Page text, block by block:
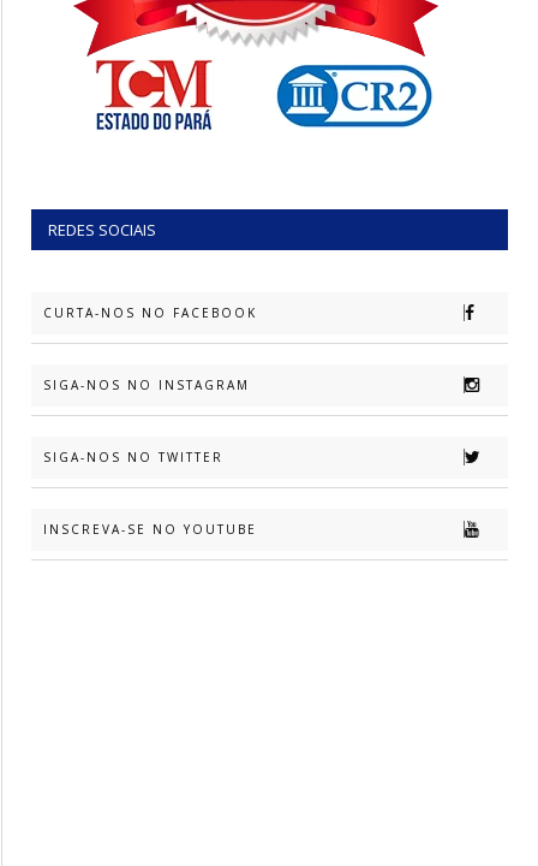
REDES SOCIAIS
CURTA-NOS NO FACEBOOK
SIGA-NOS NO INSTAGRAM
SIGA-NOS NO TWITTER
INSCREVA-SE NO YOUTUBE